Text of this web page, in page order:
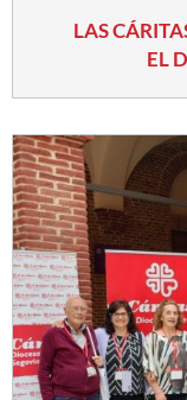
LAS
EL